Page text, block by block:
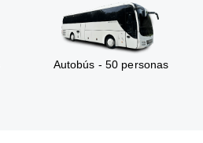
Autobús - 50 personas